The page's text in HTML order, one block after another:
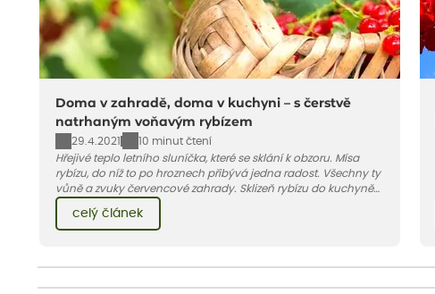
Doma v zahradě, doma v kuchyni – s čerstvě
natrhaným voňavým rybízem
29.4.2021
10 minut čtení
Hřejivé teplo letního sluníčka, které se sklání k obzoru. Mísa
rybízu, do níž to po hroznech přibývá jedna radost. Všechny ty
vůně a zvuky červencové zahrady. Sklizeň rybízu do kuchyně
dětství při mlsání babiččina drobenkového koláče s rybízem.
celý článek